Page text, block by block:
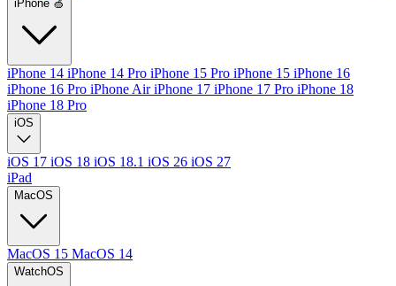
iPhone 🍏
iPhone 14 iPhone 14 Pro iPhone 15 Pro iPhone 15 iPhone 16
iPhone 16 Pro iPhone AiriPhone 17 iPhone 17 Pro iPhone 18
iPhone 18 Pro
iOS
iOS 17 iOS 18 iOS 18.1 iOS 26 iOS 27
iPad
MacOS
MacOS 15 MacOS 14
WatchOS